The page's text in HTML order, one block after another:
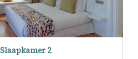
Slaapkamer 2